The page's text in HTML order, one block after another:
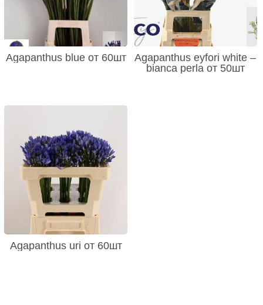
Agapanthus blue от 60шт
Agapanthus eyfori white –
bianca perla от 50шт
Agapanthus uri от 60шт